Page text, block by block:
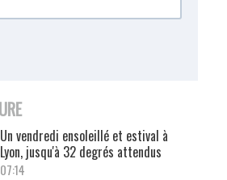
Un vendredi ensoleillé et estival à
Lyon, jusqu'à 32 degrés attendus
07:14